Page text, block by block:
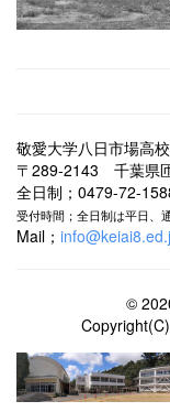
s
敬愛大学八日市場高校
〒289-2143 千葉県
全日制；0479-72-
受付時間；全日制は平日、
Mail；
©